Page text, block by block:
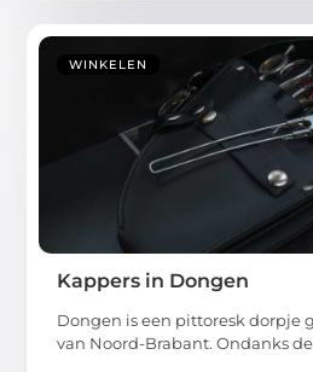
WINKELEN
Kappers in Dongen
Dongen is een pittoresk dorpje
van Noord-Brabant. Ondanks